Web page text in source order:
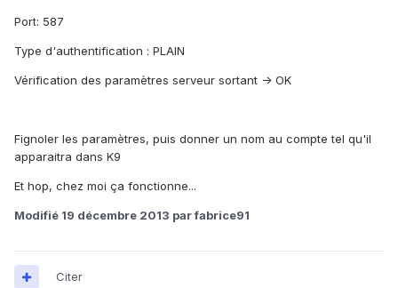
Port: 587
Type d'authentification : PLAIN
Vérification des paramètres serveur sortant -> OK
Fignoler les paramètres, puis donner un nom au compte tel qu'il
apparaitra dans K9
Et hop, chez moi ça fonctionne...
Modifié 19 décembre 2013 par fabrice91
Citer